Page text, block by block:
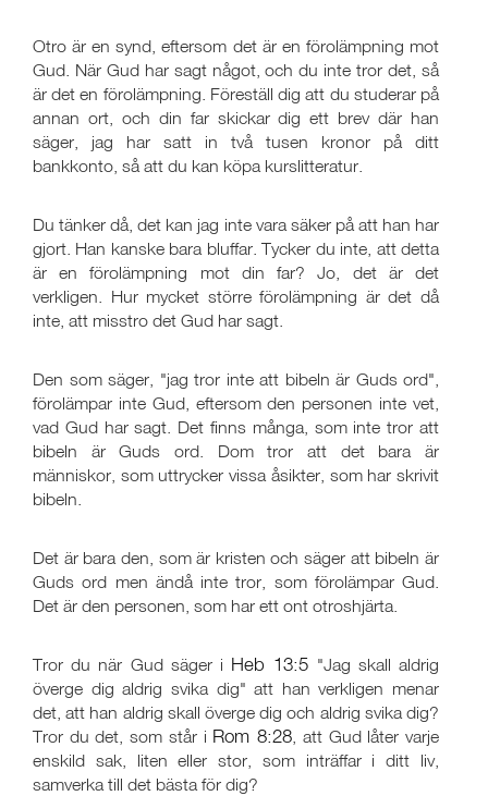
Otro är en synd, eftersom det är en förolämpning mot
Gud. När Gud har sagt något, och du inte tror det, så
är det en förolämpning. Föreställ dig att du studerar på
annan ort, och din far skickar dig ett brev där han
säger, jag har satt in två tusen kronor på ditt
bankkonto, så att du kan köpa kurslitteratur.
Du tänker då, det kan jag inte vara säker på att han har
gjort. Han kanske bara bluffar. Tycker du inte, att detta
är en förolämpning mot din far? Jo, det är det
verkligen. Hur mycket större förolämpning är det då
inte, att misstro det Gud har sagt.
Den som säger, "jag tror inte att bibeln är Guds ord",
förolämpar inte Gud, eftersom den personen inte vet,
vad Gud har sagt. Det finns många, som inte tror att
bibeln är Guds ord. Dom tror att det bara är
människor, som uttrycker vissa åsikter, som har skrivit
bibeln.
Det är bara den, som är kristen och säger att bibeln är
Guds ord men ändå inte tror, som förolämpar Gud.
Det är den personen, som har ett ont otroshjärta.
Tror du när Gud säger i Heb 13:5 "Jag skall aldrig
överge dig aldrig svika dig" att han verkligen menar
det, att han aldrig skall överge dig och aldrig svika dig?
Tror du det, som står i Rom 8:28, att Gud låter varje
enskild sak, liten eller stor, som inträffar i ditt liv,
samverka till det bästa för dig?